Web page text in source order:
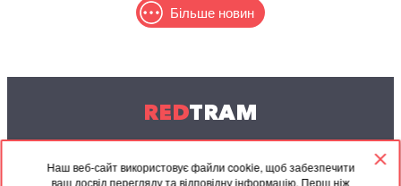
Наш веб-сайт використовує файли cookie, щоб забезпечити
ваш досвід перегляду та відповідну інформацію. Перш ніж
Більше новин
REDTRAM
© 2004-2026 Redtram, Ltd.